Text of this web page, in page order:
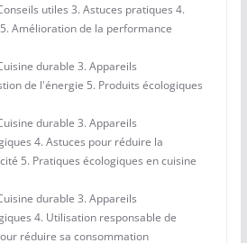
utiles 3. Astuces pratiques 4.
Amélioration de la performance
durable 3. Appareils
de l'énergie 5. Produits écologiques
durable 3. Appareils
4. Astuces pour réduire la
5. Pratiques écologiques en cuisine
durable 3. Appareils
4. Utilisation responsable de
réduire sa consommation